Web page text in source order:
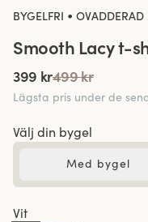
BYGELFRI • OVADDERAD
Smooth Lacy t-
399 kr499 kr
Lägsta pris under de
Välj din bygel
Med bygel
Vit